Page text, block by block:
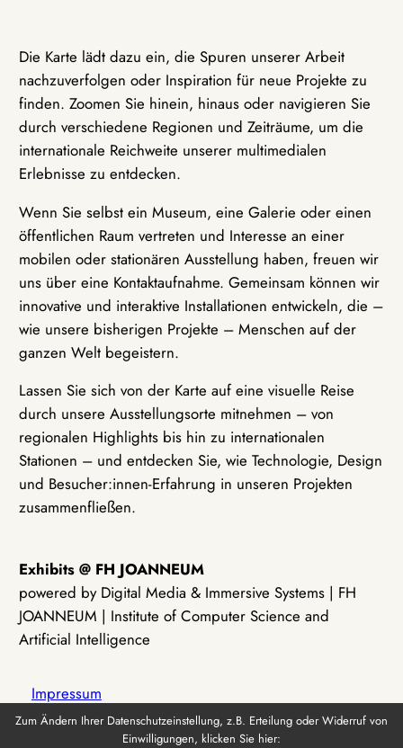
Die Karte lädt dazu ein, die Spuren unserer Arbeit
nachzuverfolgen oder Inspiration für neue Projekte zu
finden. Zoomen Sie hinein, hinaus oder navigieren Sie
durch verschiedene Regionen und Zeiträume, um die
internationale Reichweite unserer multimedialen
Erlebnisse zu entdecken.
Wenn Sie selbst ein Museum, eine Galerie oder einen
öffentlichen Raum vertreten und Interesse an einer
mobilen oder stationären Ausstellung haben, freuen wir
uns über eine Kontaktaufnahme. Gemeinsam können wir
innovative und interaktive Installationen entwickeln, die –
wie unsere bisherigen Projekte – Menschen auf der
ganzen Welt begeistern.
Lassen Sie sich von der Karte auf eine visuelle Reise
durch unsere Ausstellungsorte mitnehmen – von
regionalen Highlights bis hin zu internationalen
Stationen – und entdecken Sie, wie Technologie, Design
und Besucher:innen-Erfahrung in unseren Projekten
zusammenfließen.
Exhibits @ FH JOANNEUM
powered by Digital Media & Immersive Systems | FH
JOANNEUM | Institute of Computer Science and
Artificial Intelligence
Impressum
Zum Ändern Ihrer Datenschutzeinstellung, z.B. Erteilung oder Widerruf von
Einwilligungen, klicken Sie hier: